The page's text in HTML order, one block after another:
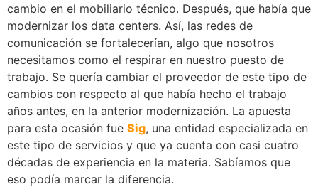
cambio en el mobiliario técnico. Después, que había que
modernizar los data centers. Así, las redes de
comunicación se fortalecerían, algo que nosotros
necesitamos como el respirar en nuestro puesto de
trabajo. Se quería cambiar el proveedor de este tipo de
cambios con respecto al que había hecho el trabajo
años antes, en la anterior modernización. La apuesta
para esta ocasión fue Sig, una entidad especializada en
este tipo de servicios y que ya cuenta con casi cuatro
décadas de experiencia en la materia. Sabíamos que
eso podía marcar la diferencia.